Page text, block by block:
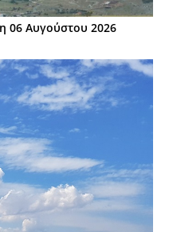
06 Αυγούστου 2026